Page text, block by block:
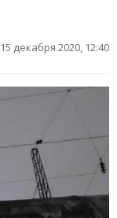
15 декабря 2020, 12:40